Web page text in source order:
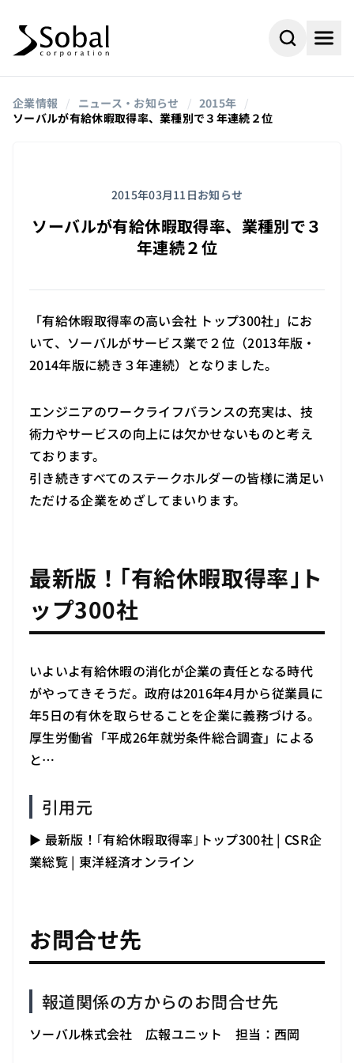
よく検索されるキーワード #AI #採用情報
#ビジネスパートナー #組込み
企業情報 / ニュース・お知らせ / 2015年 /
ソーバルが有給休暇取得率、業種別で３年連続２位
2015年03月11日お知らせ
ソーバルが有給休暇取得率、業種別で３
年連続２位
「有給休暇取得率の高い会社 トップ300社」にお
いて、ソーバルがサービス業で２位（2013年版・
2014年版に続き３年連続）となりました。
エンジニアのワークライフバランスの充実は、技
術力やサービスの向上には欠かせないものと考え
ております。
引き続きすべてのステークホルダーの皆様に満足い
ただける企業をめざしてまいります。
最新版！｢有給休暇取得率｣ト
ップ300社
いよいよ有給休暇の消化が企業の責任となる時代
がやってきそうだ。政府は2016年4月から従業員に
年5日の有休を取らせることを企業に義務づける。
厚生労働省「平成26年就労条件総合調査」による
と…
引用元
▶ 最新版！｢有給休暇取得率｣トップ300社 | CSR企
業総覧 | 東洋経済オンライン
お問合せ先
報道関係の方からのお問合せ先
ソーバル株式会社 広報ユニット 担当：西岡